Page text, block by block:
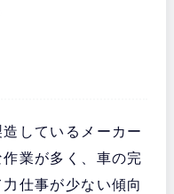
しているメーカー
業が多く、車の完
仕事が少ない傾向